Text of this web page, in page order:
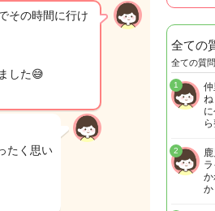
その時間に行け
した😅
たく思い
全ての
全ての質
1
2